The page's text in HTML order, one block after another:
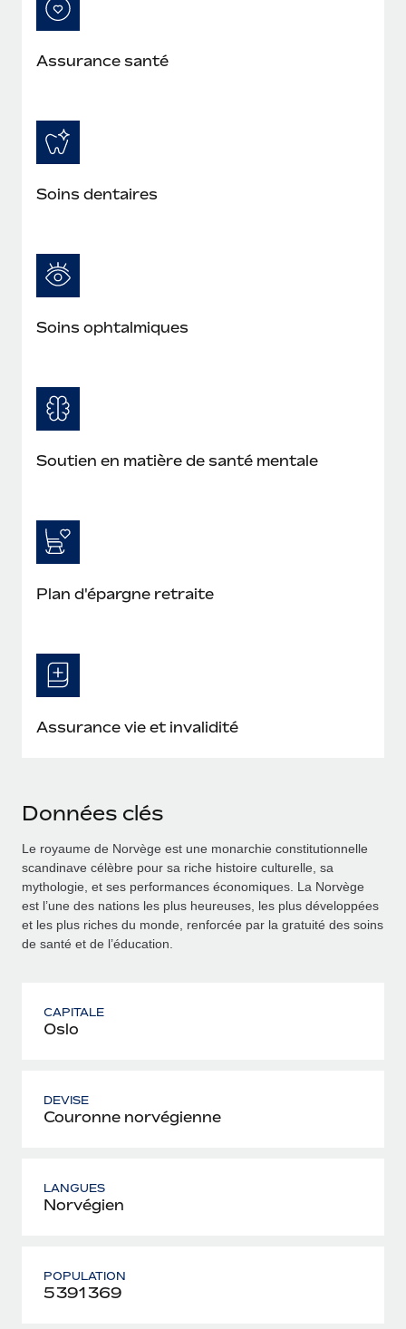
Assurance santé
Soins dentaires
Soins ophtalmiques
Soutien en matière de santé mentale
Plan d'épargne retraite
Assurance vie et invalidité
Données clés
Le royaume de Norvège est une monarchie constitutionnelle
scandinave célèbre pour sa riche histoire culturelle, sa
mythologie, et ses performances économiques. La Norvège
est l’une des nations les plus heureuses, les plus développées
et les plus riches du monde, renforcée par la gratuité des soins
de santé et de l’éducation.
CAPITALE
Oslo
DEVISE
Couronne norvégienne
LANGUES
Norvégien
POPULATION
5 391 369